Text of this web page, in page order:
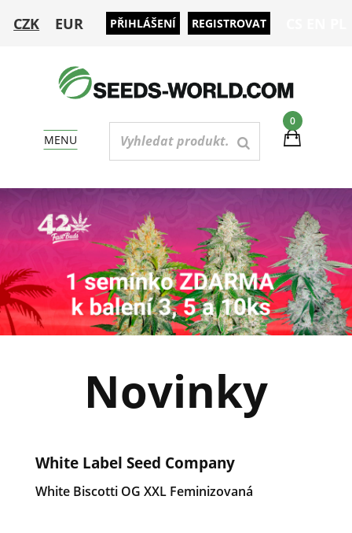
CZK EUR PŘIHLÁŠENÍ REGISTROVAT
0
MENU
Novinky
White Label Seed Company
White Biscotti OG XXL Feminizovaná